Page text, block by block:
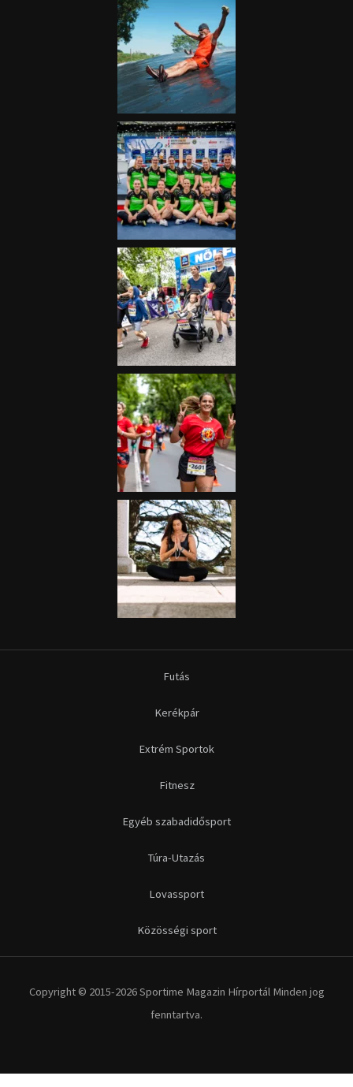
Futás
Kerékpár
Extrém Sportok
Fitnesz
Egyéb szabadidősport
Túra-Utazás
Lovassport
Közösségi sport
Copyright © 2015-2026 Sportime Magazin Hírportál Minden jog
fenntartva.